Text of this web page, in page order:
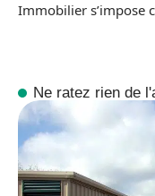
Immobilier s’impose
Ne ratez rien de